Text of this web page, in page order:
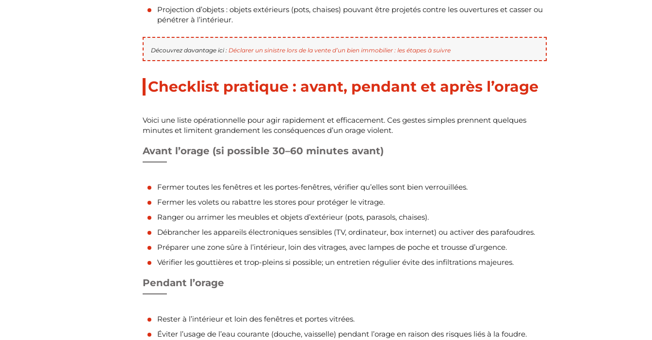
Projection d’objets : objets extérieurs (pots, chaises) pouvant être projetés contre les ouvertures et casser ou
pénétrer à l’intérieur.
Découvrez davantage ici :Déclarer un sinistre lors de la vente d’un bien immobilier : les étapes à suivre
Checklist pratique : avant, pendant et après l’orage
Voici une liste opérationnelle pour agir rapidement et efficacement. Ces gestes simples prennent quelques
minutes et limitent grandement les conséquences d’un orage violent.
Avant l’orage (si possible 30–60 minutes avant)
Fermer toutes les fenêtres et les portes-fenêtres, vérifier qu’elles sont bien verrouillées.
Fermer les volets ou rabattre les stores pour protéger le vitrage.
Ranger ou arrimer les meubles et objets d’extérieur (pots, parasols, chaises).
Débrancher les appareils électroniques sensibles (TV, ordinateur, box internet) ou activer des parafoudres.
Préparer une zone sûre à l’intérieur, loin des vitrages, avec lampes de poche et trousse d’urgence.
Vérifier les gouttières et trop-pleins si possible; un entretien régulier évite des infiltrations majeures.
Pendant l’orage
Rester à l’intérieur et loin des fenêtres et portes vitrées.
Éviter l’usage de l’eau courante (douche, vaisselle) pendant l’orage en raison des risques liés à la foudre.